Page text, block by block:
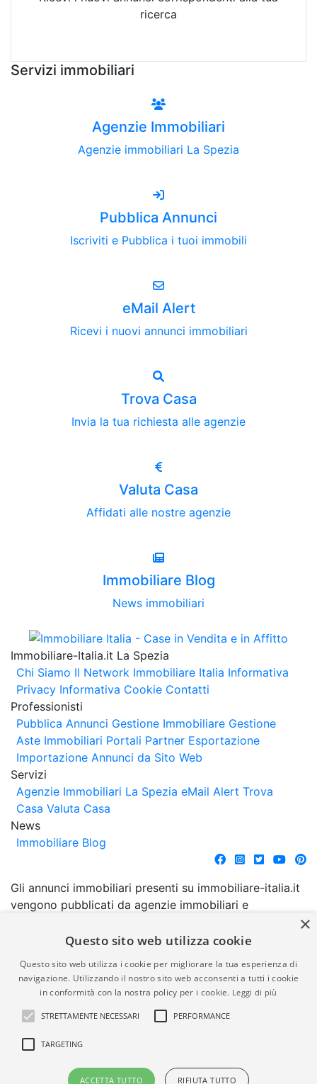
ricerca
Servizi immobiliari
Agenzie Immobiliari
Agenzie immobiliari La Spezia
Pubblica Annunci
Iscriviti e Pubblica i tuoi immobili
eMail Alert
Ricevi i nuovi annunci immobiliari
Trova Casa
Invia la tua richiesta alle agenzie
Valuta Casa
Affidati alle nostre agenzie
Immobiliare Blog
News immobiliari
Immobiliare-Italia.it La Spezia
Chi Siamo Il Network Immobiliare Italia Informativa
Privacy Informativa Cookie Contatti
Professionisti
Pubblica Annunci Gestione Immobiliare Gestione
Aste Immobiliari Portali Partner Esportazione
Importazione Annunci da Sito Web
Servizi
Agenzie Immobiliari La Spezia eMail Alert Trova
Casa Valuta Casa
News
Immobiliare Blog
Gli annunci immobiliari presenti su immobiliare-italia.it
vengono pubblicati da agenzie immobiliari e
comporta l'approvazione o l'avallo da parte di
garanzia da parte di quest'ultima. immobiliare-italia.it
quindi non è responsabile della veridicità, della
correttezza, della completezza, della normativa in
materia di privacy e/o di alcun altro aspetto dei
suddetti annunci.
© Copyright 2007 - 2026
Powered by
×
Questo sito web utilizza cookie
Questo sito web utilizza i cookie per migliorare la tua esperienza di
navigazione. Utilizzando il nostro sito web acconsenti a tutti i cookie
in conformità con la nostra policy per i cookie. Leggi di più
STRETTAMENTE NECESSARI PERFORMANCE
TARGETING
ACCETTA TUTTO RIFIUTA TUTTO